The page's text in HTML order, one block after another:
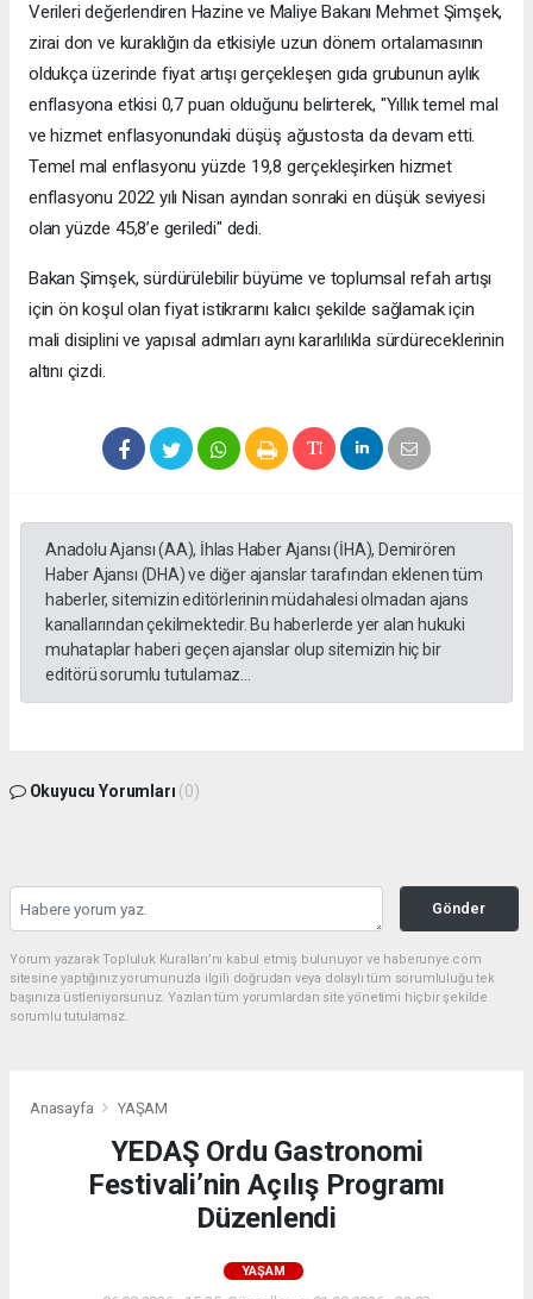
Verileri değerlendiren Hazine ve Maliye Bakanı Mehmet Şimşek,
zirai don ve kuraklığın da etkisiyle uzun dönem ortalamasının
oldukça üzerinde fiyat artışı gerçekleşen gıda grubunun aylık
enflasyona etkisi 0,7 puan olduğunu belirterek, "Yıllık temel mal
ve hizmet enflasyonundaki düşüş ağustosta da devam etti.
Temel mal enflasyonu yüzde 19,8 gerçekleşirken hizmet
enflasyonu 2022 yılı Nisan ayından sonraki en düşük seviyesi
olan yüzde 45,8’e geriledi" dedi.
Bakan Şimşek, sürdürülebilir büyüme ve toplumsal refah artışı
için ön koşul olan fiyat istikrarını kalıcı şekilde sağlamak için
mali disiplini ve yapısal adımları aynı kararlılıkla sürdüreceklerinin
altını çizdi.
Anadolu Ajansı (AA), İhlas Haber Ajansı (İHA), Demirören
Haber Ajansı (DHA) ve diğer ajanslar tarafından eklenen tüm
haberler, sitemizin editörlerinin müdahalesi olmadan ajans
kanallarından çekilmektedir. Bu haberlerde yer alan hukuki
muhataplar haberi geçen ajanslar olup sitemizin hiç bir
editörü sorumlu tutulamaz...
Okuyucu Yorumları (0)
Gönder
Yorum yazarak Topluluk Kuralları’nı kabul etmiş bulunuyor ve haberunye.com
sitesine yaptığınız yorumunuzla ilgili doğrudan veya dolaylı tüm sorumluluğu tek
başınıza üstleniyorsunuz. Yazılan tüm yorumlardan site yönetimi hiçbir şekilde
sorumlu tutulamaz.
Anasayfa YAŞAM
YEDAŞ Ordu Gastronomi
Festivali’nin Açılış Programı
Düzenlendi
YAŞAM